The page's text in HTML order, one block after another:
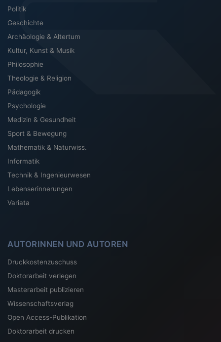
Politik
Geschichte
Archäologie & Altertum
Kultur, Kunst & Musik
Philosophie
Theologie & Religion
Pädagogik
Psychologie
Medizin & Gesundheit
Sport & Bewegung
Mathematik & Naturwiss.
Informatik
Technik & Ingenieurwesen
Lebenserinnerungen
Variata
AUTORINNEN UND AUTOREN
Druckkostenzuschuss
Doktorarbeit verlegen
Masterarbeit publizieren
Wissenschaftsverlag
Open Access-Publikation
Doktorarbeit drucken